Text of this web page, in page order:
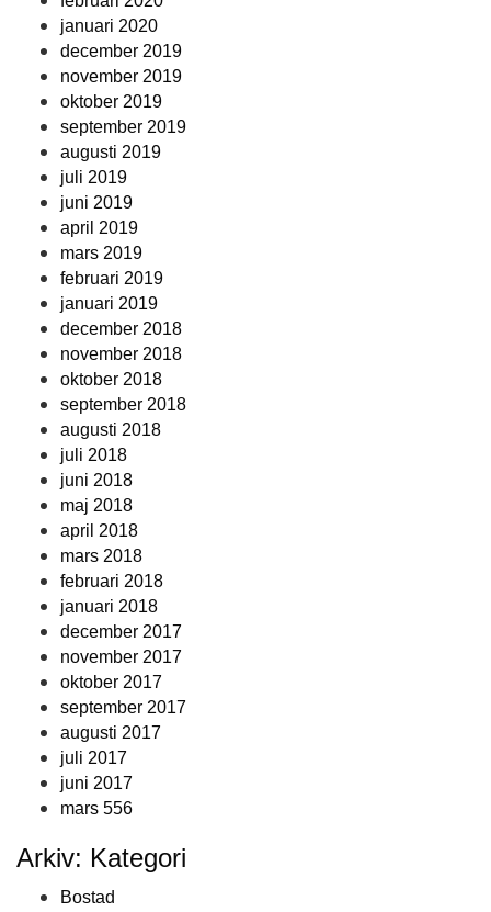
januari 2020
december 2019
november 2019
oktober 2019
september 2019
augusti 2019
juli 2019
juni 2019
april 2019
mars 2019
februari 2019
januari 2019
december 2018
november 2018
oktober 2018
september 2018
augusti 2018
juli 2018
juni 2018
maj 2018
april 2018
mars 2018
februari 2018
januari 2018
december 2017
november 2017
oktober 2017
september 2017
augusti 2017
juli 2017
juni 2017
mars 556
Arkiv: Kategori
Bostad